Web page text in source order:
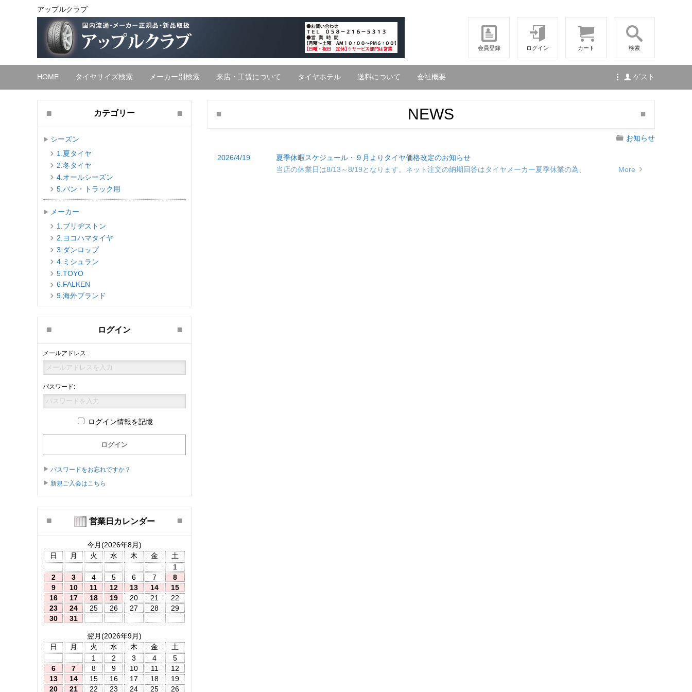
アップルクラブ
会員登録 ログイン カート 検索
ゲスト
HOME タイヤサイズ検索 メーカー別検索 来店・工賃について タイヤホテル 送料について 会社概要
NEWS
お知らせ
2026/4/19
夏季休暇スケジュール・９月よりタイヤ価格改定のお知らせ
当店の休業日は8/13～8/19となります。ネット注文の納期回答はタイヤメーカー夏季休業の為、
More
カテゴリー
シーズン
1.夏タイヤ
2.冬タイヤ
4.オールシーズン
5.バン・トラック用
メーカー
1.ブリヂストン
2.ヨコハマタイヤ
3.ダンロップ
4.ミシュラン
5.TOYO
6.FALKEN
9.海外ブランド
ログイン
メールアドレス:
パスワード:
ログイン情報を記憶
パスワードをお忘れですか？
新規ご入会はこちら
営業日カレンダー
今月(2026年8月)
日
月 火 水 木 金
土
1
2
3 4 5 6 7
8
9
10 11 12 13 14
15
16
17 18 19 20 21
22
23
24 25 26 27 28
29
30
31
翌月(2026年9月)
日
月 火 水 木 金
土
1
2 3 4
5
6
7 8 9 10 11
12
13
14 15 16 17 18
19
20
21 22 23 24 25 26